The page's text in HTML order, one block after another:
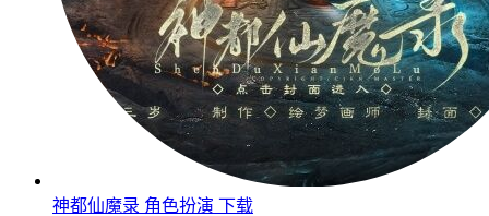
神都仙魔录 角色扮演 下载